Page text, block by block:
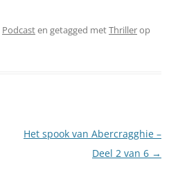
Podcasten getagged metThrillerop
Het spook van Abercragghie –
Deel 2 van 6 →